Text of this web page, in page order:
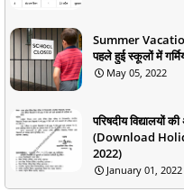
Summer
पहले हुई स्कूलों में
May 05, 2022
परिषदीय विद्यालयों
(Download
2022)
January 01, 2022